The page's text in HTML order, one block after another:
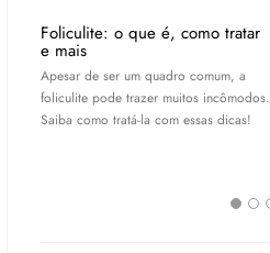
Foliculite: o que é, como tratar
e mais
Apesar de ser um quadro comum, a
foliculite pode trazer muitos incômodos.
Saiba como tratá-la com essas dicas!